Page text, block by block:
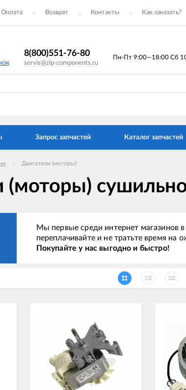
Оплата Возврат Контакты Как заказать?
8(800)551-76-80
servis@zip-components.ru
Пн-Пт 9:00—18:00 Сб
Запрос запчастей Каталог запчастей
Двигатели (моторы)
(моторы)
Мы первые среди интернет магазинов
переплачивайте и не тратьте время на
Покупайте у нас выгодно и быстро!